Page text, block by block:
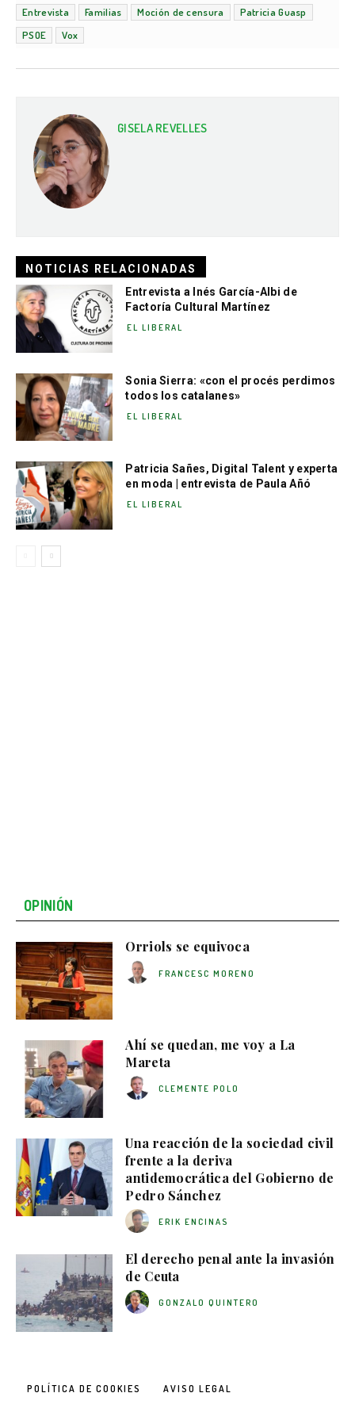
Entrevista
Familias Moción de censura
Patricia Guasp
PSOE
Vox
GISELA REVELLES
NOTICIAS RELACIONADAS
Entrevista a Inés García-Albi de
Factoría Cultural Martínez
EL LIBERAL
Sonia Sierra: «con el procés perdimos
todos los catalanes»
EL LIBERAL
Patricia Sañes, Digital Talent y experta
en moda | entrevista de Paula Añó
EL LIBERAL
OPINIÓN
Orriols se equivoca
FRANCESC MORENO
Ahí se quedan, me voy a La
Mareta
CLEMENTE POLO
Una reacción de la sociedad civil
frente a la deriva
antidemocrática del Gobierno de
Pedro Sánchez
ERIK ENCINAS
El derecho penal ante la invasión
de Ceuta
GONZALO QUINTERO
POLÍTICA DE COOKIES AVISO LEGAL